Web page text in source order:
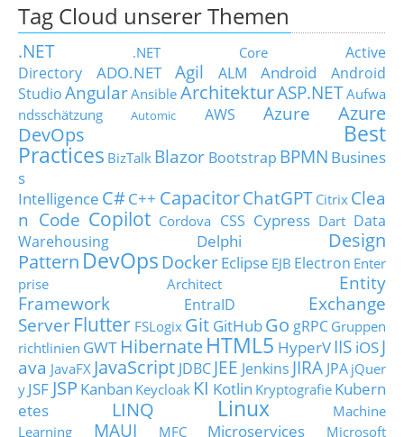
Tag Cloud unserer Themen
.NET .NET Core
Active
Directory
ADO.NET Agil ALM Android
Android
StudioAngularAnsible ArchitekturASP.NETAufwa
ndsschätzung
Automic AWS Azure
Azure
DevOps
Best
Practices BizTalk Blazor Bootstrap BPMN Busines
s
Intelligence C#C++ CapacitorChatGPT Citrix Clea
n Code Copilot Cordova CSS Cypress Dart Data
Warehousing
Delphi
Design
Pattern DevOps DockerEclipse EJB Electron Enter
prise Architect
Entity
Framework
EntraID
Exchange
Server Flutter FSLogix Git GitHubGo gRPC Gruppen
richtlinien GWT HibernateHTML5 HyperVIIS iOSJ
ava JavaFX JavaScript JDBC JEE Jenkins JIRA JPA jQuer
y JSF JSP Kanban Keycloak KI Kotlin Kryptografie Kubern
etes
LINQ Linux
Machine
Learning
MAUI MFC Microservices
Microsoft